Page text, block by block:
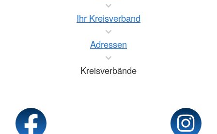
Ihr Kreisverband
Adressen
Kreisverbände